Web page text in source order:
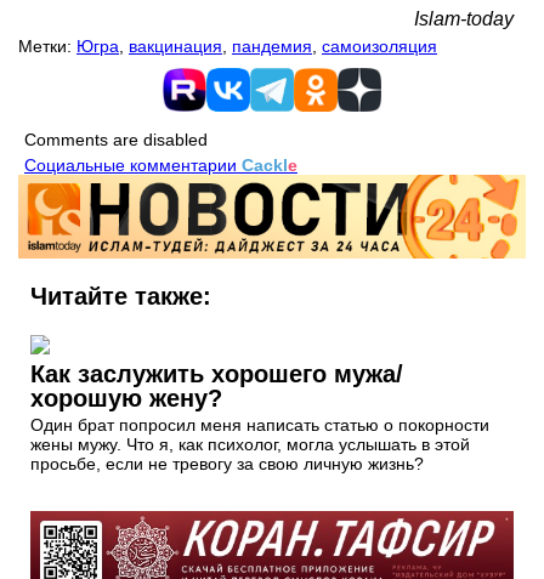
Islam-today
Метки: Югра вакцинация пандемия самоизоляция
Comments are disabled
Социальные комментарии Cackle
Читайте также:
Как заслужить хорошего мужа/
хорошую жену?
Один брат попросил меня написать статью о покорности
жены мужу. Что я, как психолог, могла услышать в этой
просьбе, если не тревогу за свою личную жизнь?